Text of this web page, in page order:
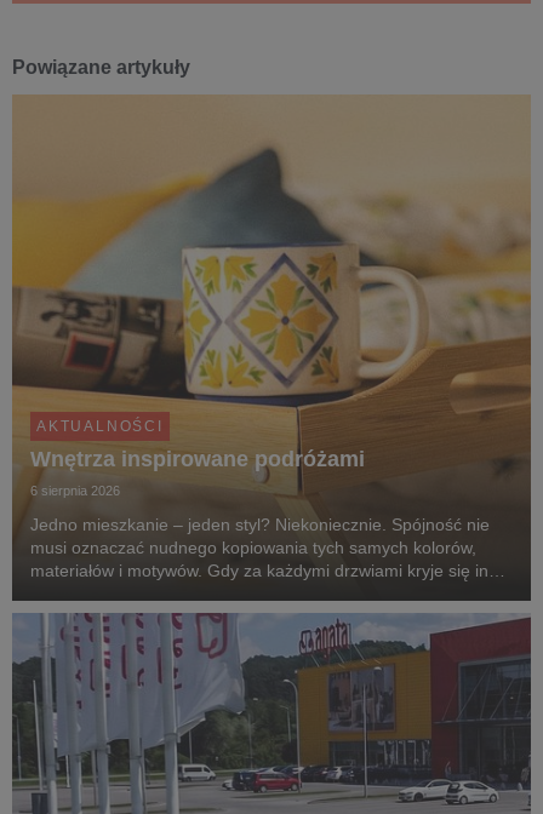
Powiązane artykuły
AKTUALNOŚCI
Wnętrza inspirowane podróżami
6 sierpnia 2026
Jedno mieszkanie – jeden styl? Niekoniecznie. Spójność nie
musi oznaczać nudnego kopiowania tych samych kolorów,
materiałów i motywów. Gdy za każdymi drzwiami kryje się inny
po różnych zakątkach świata. Zgodnie z...